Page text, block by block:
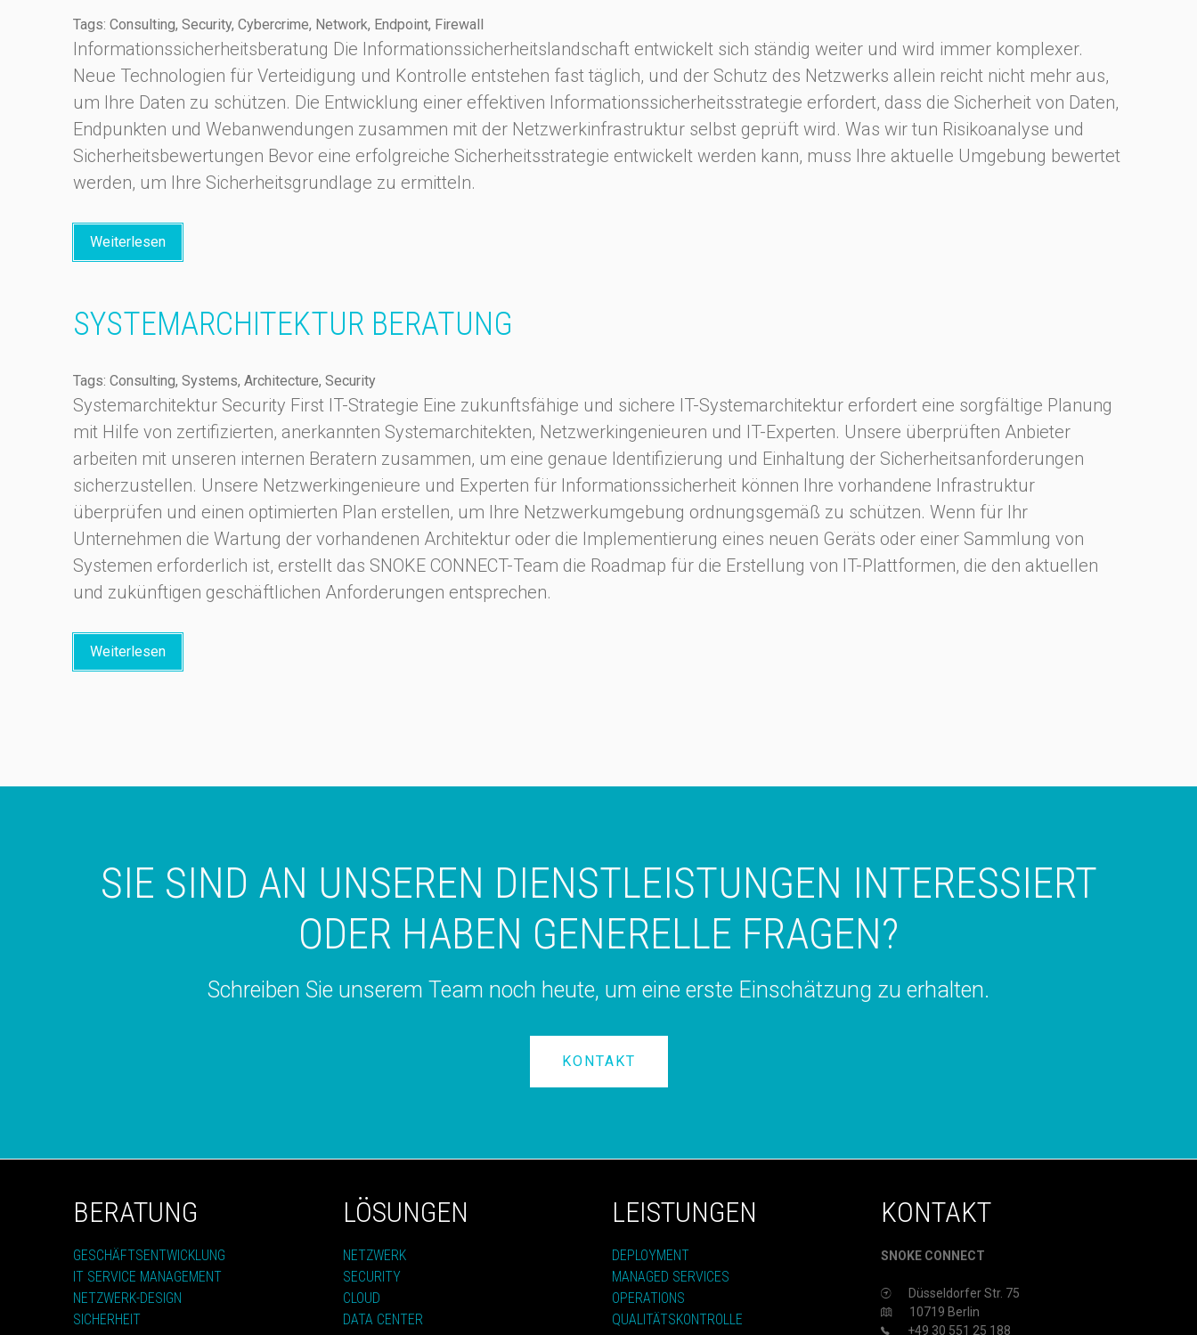
Tags: Consulting, Security, Cybercrime, Network, Endpoint, Firewall
Informationssicherheitsberatung Die Informationssicherheitslandschaft entwickelt sich ständig weiter und wird immer komplexer.
Neue Technologien für Verteidigung und Kontrolle entstehen fast täglich, und der Schutz des Netzwerks allein reicht nicht mehr aus,
um Ihre Daten zu schützen. Die Entwicklung einer effektiven Informationssicherheitsstrategie erfordert, dass die Sicherheit von Daten,
Endpunkten und Webanwendungen zusammen mit der Netzwerkinfrastruktur selbst geprüft wird. Was wir tun Risikoanalyse und
Sicherheitsbewertungen Bevor eine erfolgreiche Sicherheitsstrategie entwickelt werden kann, muss Ihre aktuelle Umgebung bewertet
werden, um Ihre Sicherheitsgrundlage zu ermitteln.
Weiterlesen
SYSTEMARCHITEKTUR BERATUNG
Tags: Consulting, Systems, Architecture, Security
Systemarchitektur Security First IT-Strategie Eine zukunftsfähige und sichere IT-Systemarchitektur erfordert eine sorgfältige Planung
mit Hilfe von zertifizierten, anerkannten Systemarchitekten, Netzwerkingenieuren und IT-Experten. Unsere überprüften Anbieter
arbeiten mit unseren internen Beratern zusammen, um eine genaue Identifizierung und Einhaltung der Sicherheitsanforderungen
sicherzustellen. Unsere Netzwerkingenieure und Experten für Informationssicherheit können Ihre vorhandene Infrastruktur
überprüfen und einen optimierten Plan erstellen, um Ihre Netzwerkumgebung ordnungsgemäß zu schützen. Wenn für Ihr
Unternehmen die Wartung der vorhandenen Architektur oder die Implementierung eines neuen Geräts oder einer Sammlung von
Systemen erforderlich ist, erstellt das SNOKE CONNECT-Team die Roadmap für die Erstellung von IT-Plattformen, die den aktuellen
und zukünftigen geschäftlichen Anforderungen entsprechen.
Weiterlesen
SIE SIND AN UNSEREN DIENSTLEISTUNGEN INTERESSIERT
ODER HABEN GENERELLE FRAGEN?
Schreiben Sie unserem Team noch heute, um eine erste Einschätzung zu erhalten.
KONTAKT
BERATUNG
GESCHÄFTSENTWICKLUNG
IT SERVICE MANAGEMENT
NETZWERK-DESIGN
SICHERHEIT
LÖSUNGEN
NETZWERK
SECURITY
CLOUD
DATA CENTER
LEISTUNGEN
DEPLOYMENT
MANAGED SERVICES
OPERATIONS
QUALITÄTSKONTROLLE
KONTAKT
SNOKE CONNECT
Düsseldorfer Str. 75
10719 Berlin
+49 30 551 25 188